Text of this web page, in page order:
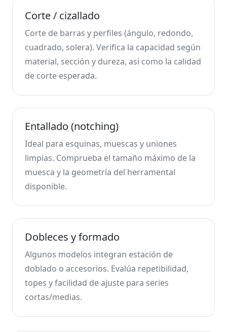
Corte / cizallado
Corte de barras y perfiles (ángulo, redondo,
cuadrado, solera). Verifica la capacidad según
material, sección y dureza, así como la calidad
de corte esperada.
Entallado (notching)
Ideal para esquinas, muescas y uniones
limpias. Comprueba el tamaño máximo de la
muesca y la geometría del herramental
disponible.
Dobleces y formado
Algunos modelos integran estación de
doblado o accesorios. Evalúa repetibilidad,
topes y facilidad de ajuste para series
cortas/medias.